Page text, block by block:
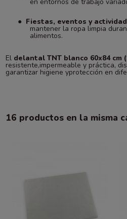
● Fiestas, eventos y
mantener la ropa limpia
alimentos.
El delantal TNT blanco 60x84 cm
resistente,impermeable y práctica,
garantizar higiene yprotección en
16 productos en la misma